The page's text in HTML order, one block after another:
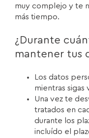
muy complejo y te
más tiempo.
¿Durante
mantener tus
Los datos
mientras sigas
Una vez te
tratados en
durante los
incluído el